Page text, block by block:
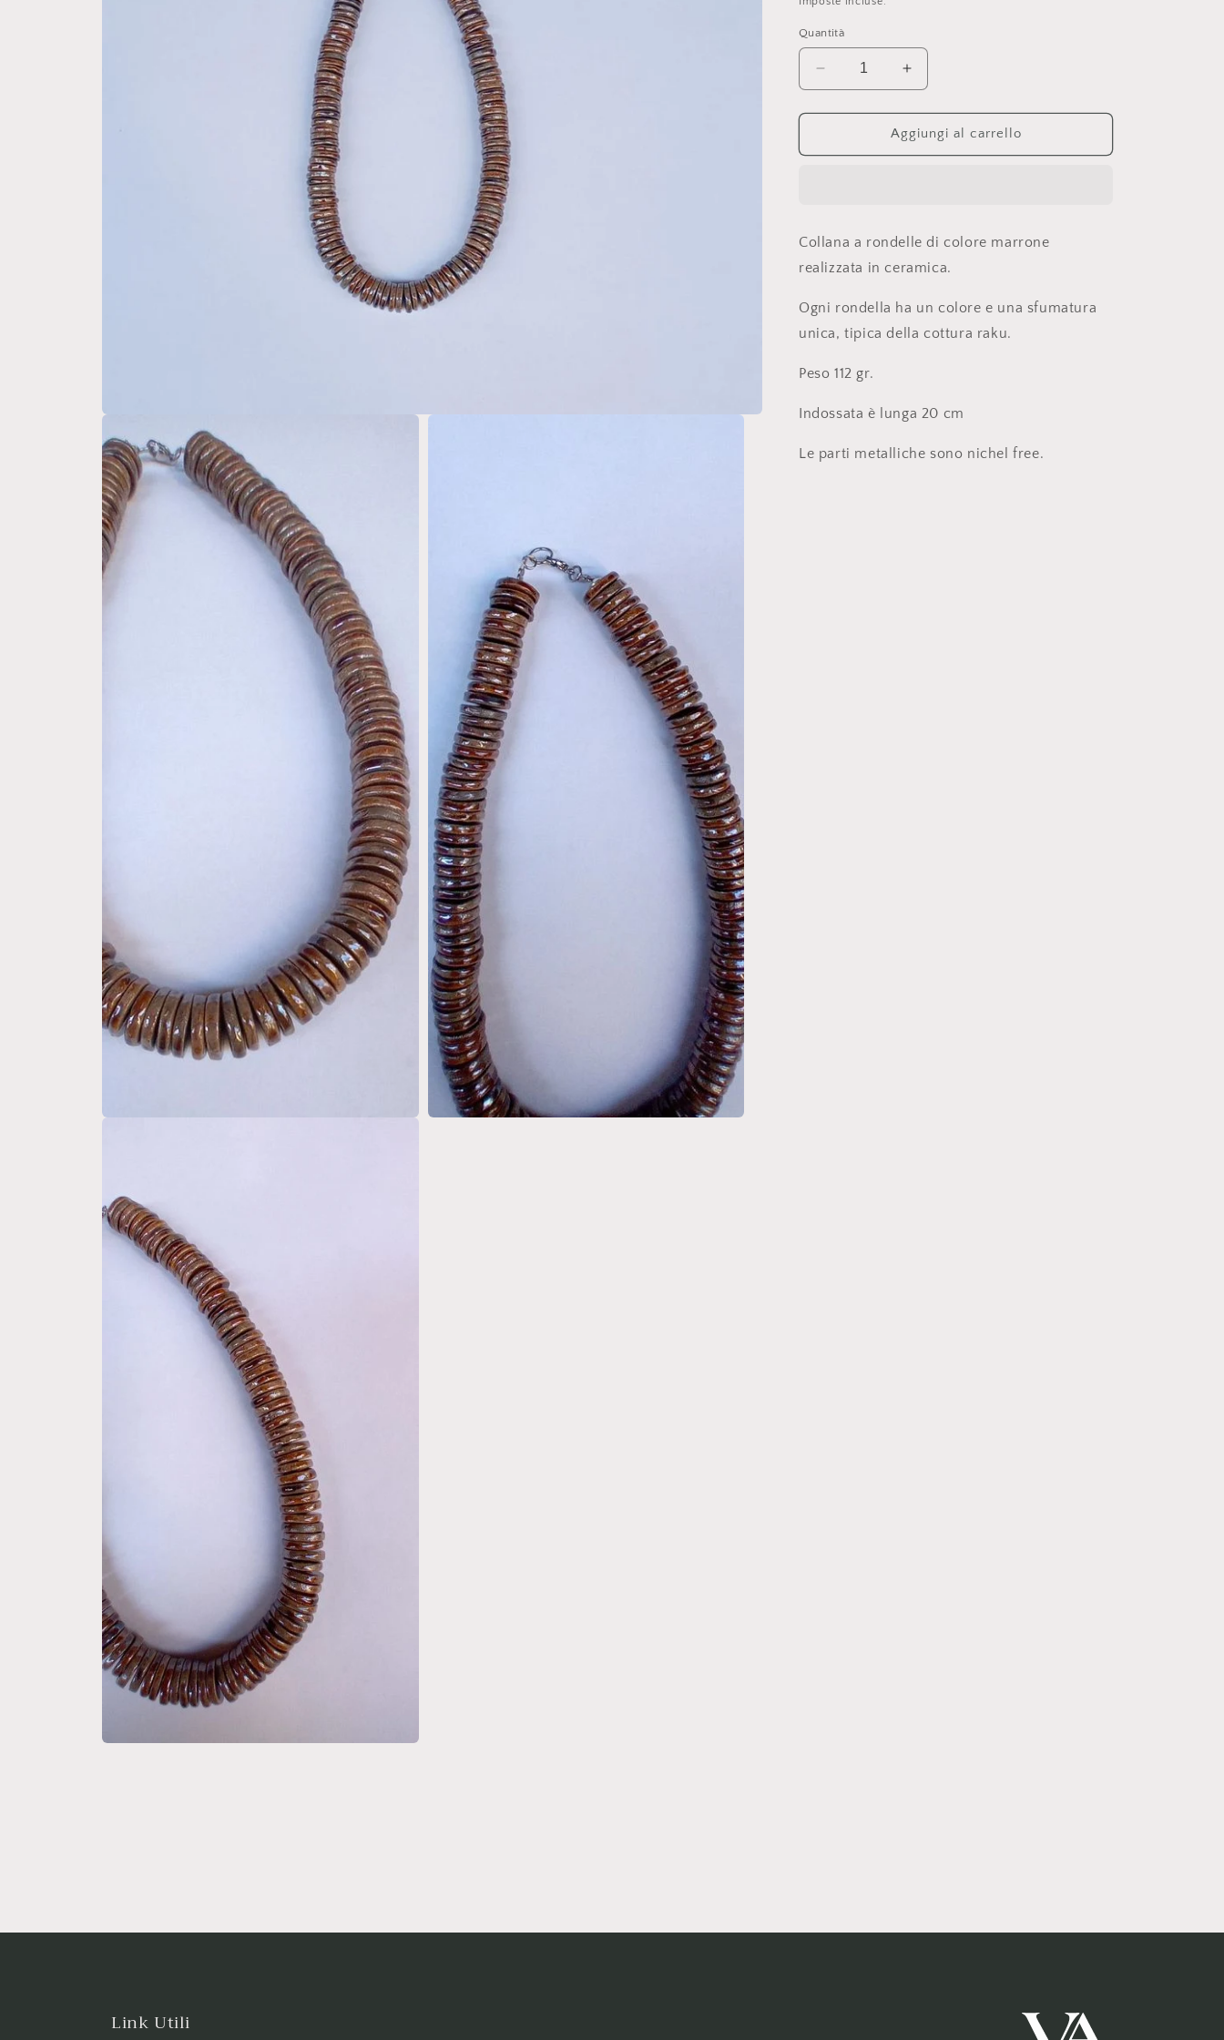
o
g
a
f
i
Quantità
Diminuisci
quantità
per
COLLANA
MODELLO
Aumenta
quantità
per
COLLANA
MODELLO
Aggiungi al carrello
Collana a rondelle di colore marrone
realizzata in ceramica.
Ogni rondella ha un colore e una sfumatura
unica, tipica della cottura raku.
Peso 112 gr.
Indossata è lunga 20 cm
Le parti metalliche sono nichel free.
Link Utili